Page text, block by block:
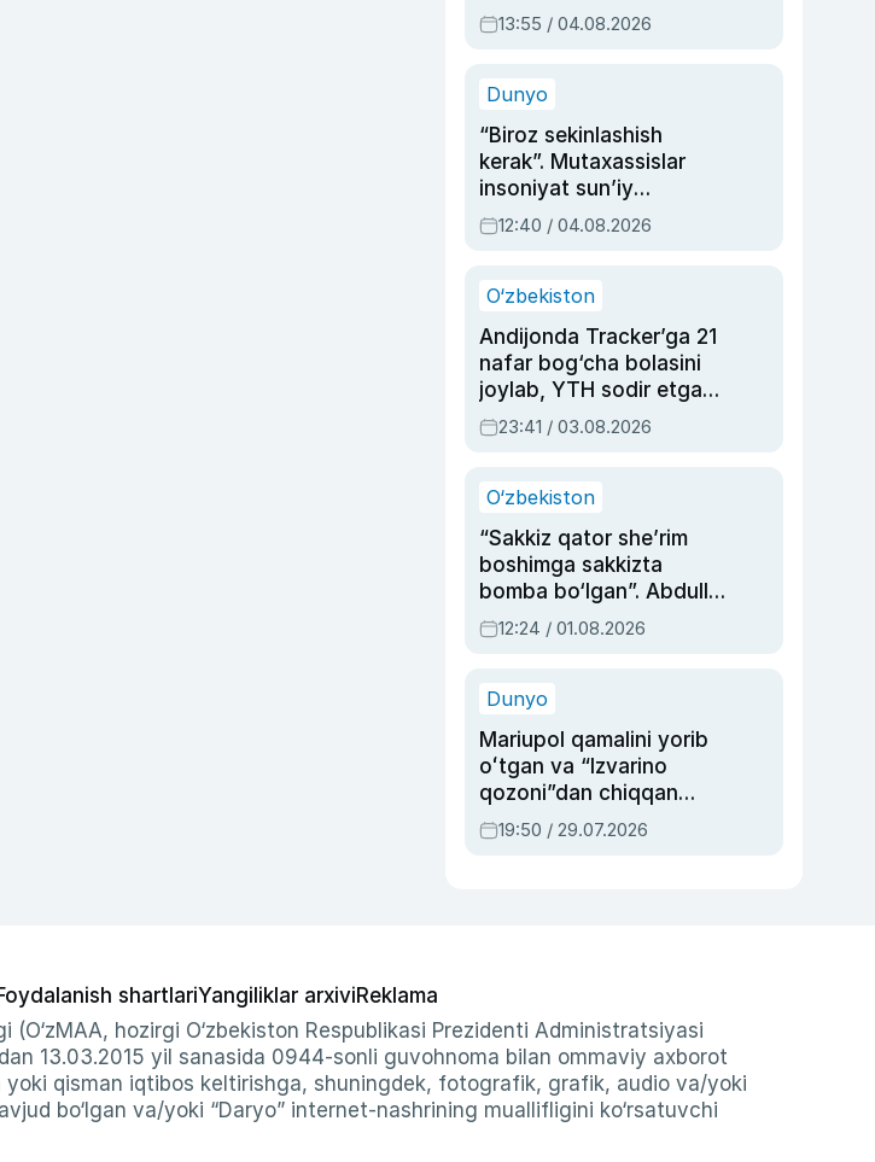
dublyaj ustasi Rimma
Ahmedovaning
13:55 / 04.08.2026
Dunyo
“Biroz sekinlashish
kerak”. Mutaxassislar
insoniyat sun’iy
intellektni boshqara
olmay qolishidan xavotir
12:40 / 04.08.2026
O‘zbekiston
Andijonda Tracker’ga 21
nafar bog‘cha bolasini
joylab, YTH sodir etgan
ayolga sud hukmi o‘qildi
23:41 / 03.08.2026
O‘zbekiston
“Sakkiz qator she’rim
boshimga sakkizta
bomba bo‘lgan”. Abdulla
Oripovni siyosiy
ayblovlardan asrab
12:24 / 01.08.2026
Dunyo
Mariupol qamalini yorib
oʻtgan va “Izvarino
qozoni”dan chiqqan
qahramon — Ukraina
armiyasi bosh
19:50 / 29.07.2026
shartlariYangiliklar arxiviReklama
hozirgi O‘zbekiston Respublikasi Prezidenti Administratsiyasi
13.03.2015 yil sanasida 0944-sonli guvohnoma bilan ommaviy axborot
qisman iqtibos keltirishga, shuningdek, fotografik, grafik, audio va/yoki
bo‘lgan va/yoki “Daryo” internet-nashrining muallifligini ko‘rsatuvchi